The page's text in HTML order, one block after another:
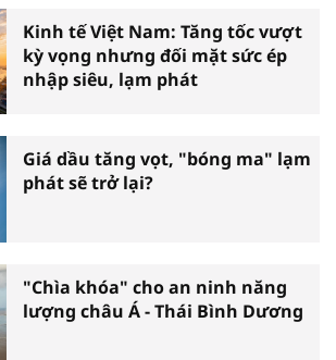
Kinh tế Việt Nam: Tăng tốc vượt
kỳ vọng nhưng đối mặt sức ép
nhập siêu, lạm phát
Giá dầu tăng vọt, "bóng ma" lạm
phát sẽ trở lại?
"Chìa khóa" cho an ninh năng
lượng châu Á - Thái Bình Dương